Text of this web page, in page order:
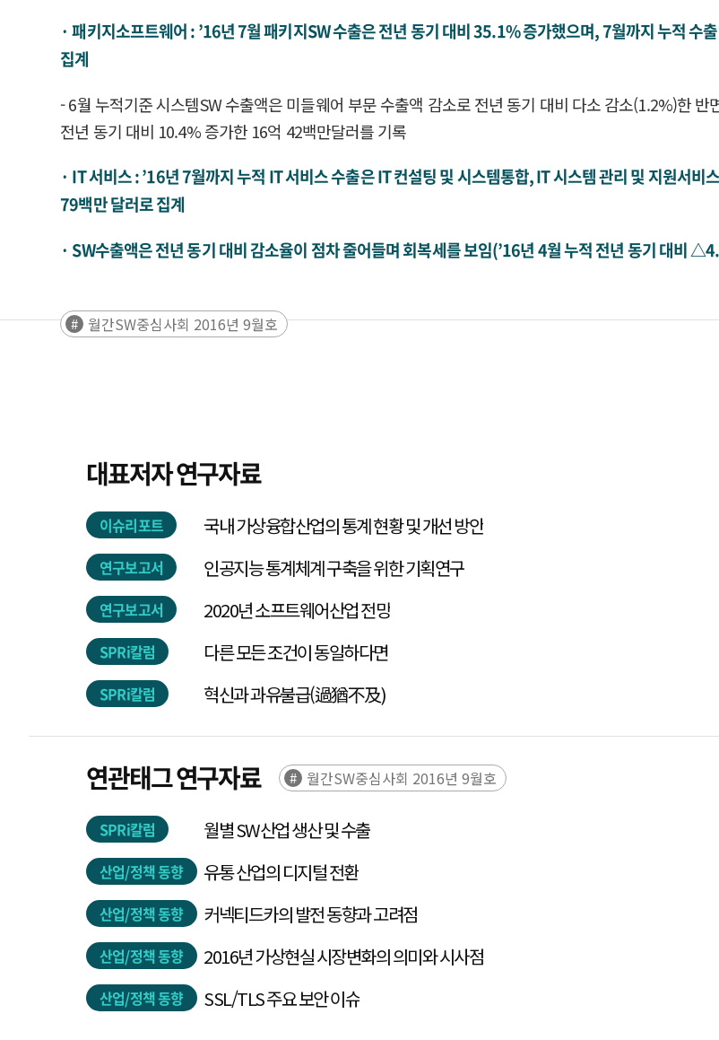
· 패키지소프트웨어 : ’16년 7월 패키지SW 수출은 전년 동기 대비 35.1% 증가했으며, 7월까지 누적
집계
- 6월 누적기준 시스템SW 수출액은 미들웨어 부문 수출액 감소로 전년 동기 대비 다소 감소(1.2%)한
전년 동기 대비 10.4% 증가한 16억 42백만달러를 기록
· IT 서비스 : ’16년 7월까지 누적 IT 서비스 수출은 IT 컨설팅 및 시스템통합, IT 시스템 관리 및 지원서
79백만 달러로 집계
· SW수출액은 전년 동기 대비 감소율이 점차 줄어들며 회복세를 보임(’16년 4월 누적 전년 동기 대
월간SW중심사회 2016년 9월호
대표저자 연구자료
이슈리포트 국내 가상융합산업의 통계 현황 및 개선 방안
연구보고서 인공지능 통계체계 구축을 위한 기획연구
연구보고서 2020년 소프트웨어산업 전망
SPRi칼럼 다른 모든 조건이 동일하다면
SPRi칼럼 혁신과 과유불급(過猶不及)
연관태그 연구자료 월간SW중심사회 2016년 9월호
SPRi칼럼 월별 SW산업 생산 및 수출
산업/정책 동향 유통 산업의 디지털 전환
산업/정책 동향 커넥티드카의 발전 동향과 고려점
산업/정책 동향 2016년 가상현실 시장변화의 의미와 시사점
산업/정책 동향 SSL/TLS 주요 보안 이슈